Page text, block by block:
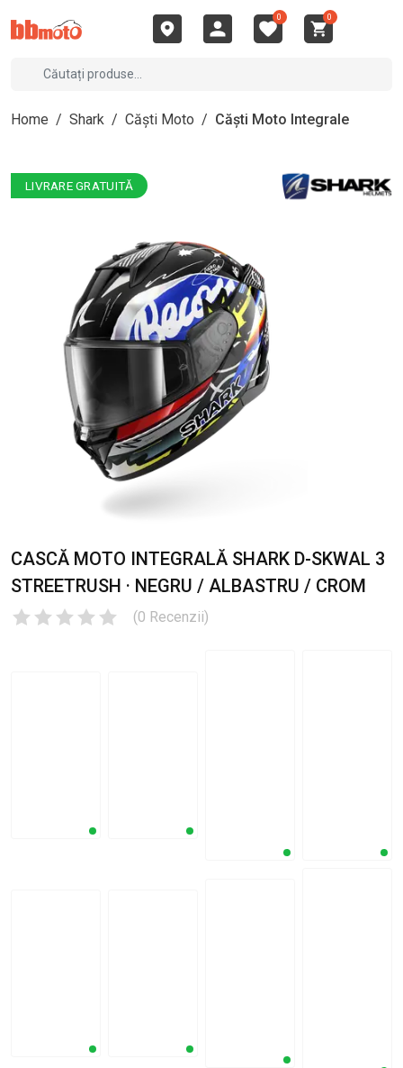
0 0
Home / Shark / Căști Moto / Căști Moto Integrale
LIVRARE GRATUITĂ
CASCĂ MOTO INTEGRALĂ SHARK D-SKWAL 3
STREETRUSH · NEGRU / ALBASTRU / CROM
(0 Recenzii)